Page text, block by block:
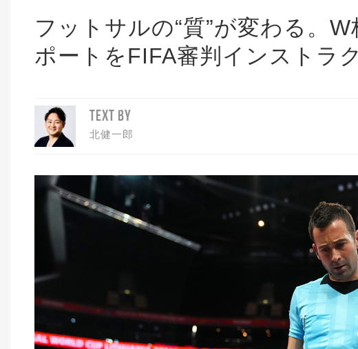
フットサルの“質”が変わる。
ポートをFIFA審判インストラ
TEXT BY
北健一郎